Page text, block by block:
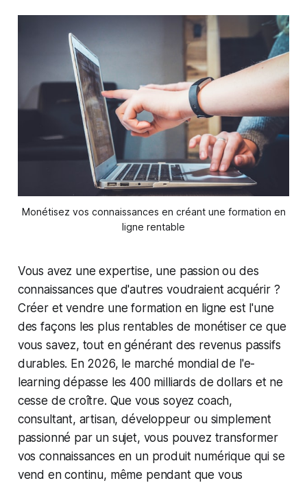
Monétisez vos connaissances en créant une formation en
ligne rentable
Vous avez une expertise, une passion ou des
connaissances que d'autres voudraient acquérir ?
Créer et vendre une formation en ligne est l'une
des façons les plus rentables de monétiser ce que
vous savez, tout en générant des revenus passifs
durables. En 2026, le marché mondial de l'e-
learning dépasse les 400 milliards de dollars et ne
cesse de croître. Que vous soyez coach,
consultant, artisan, développeur ou simplement
passionné par un sujet, vous pouvez transformer
vos connaissances en un produit numérique qui se
vend en continu, même pendant que vous